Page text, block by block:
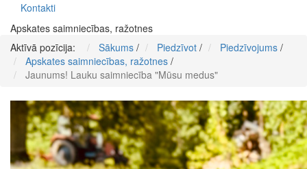
Kontakti
Apskates saimniecības, ražotnes
Aktīvā pozīcija:
Sākums / Piedzīvot / Piedzīvojums /
Apskates saimniecības, ražotnes /
Jaunums! Lauku saimniecība "Mūsu medus"